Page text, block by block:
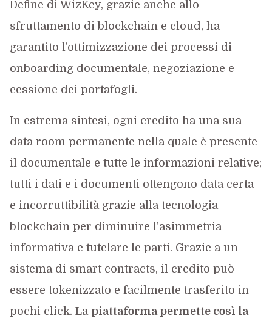
Define di WizKey, grazie anche allo
sfruttamento di blockchain e cloud, ha
garantito l’ottimizzazione dei processi di
onboarding documentale, negoziazione e
cessione dei portafogli.
In estrema sintesi, ogni credito ha una sua
data room permanente nella quale è presente
il documentale e tutte le informazioni relative;
tutti i dati e i documenti ottengono data certa
e incorruttibilità grazie alla tecnologia
blockchain per diminuire l’asimmetria
informativa e tutelare le parti. Grazie a un
sistema di smart contracts, il credito può
essere tokenizzato e facilmente trasferito in
pochi click. La piattaforma permette così la